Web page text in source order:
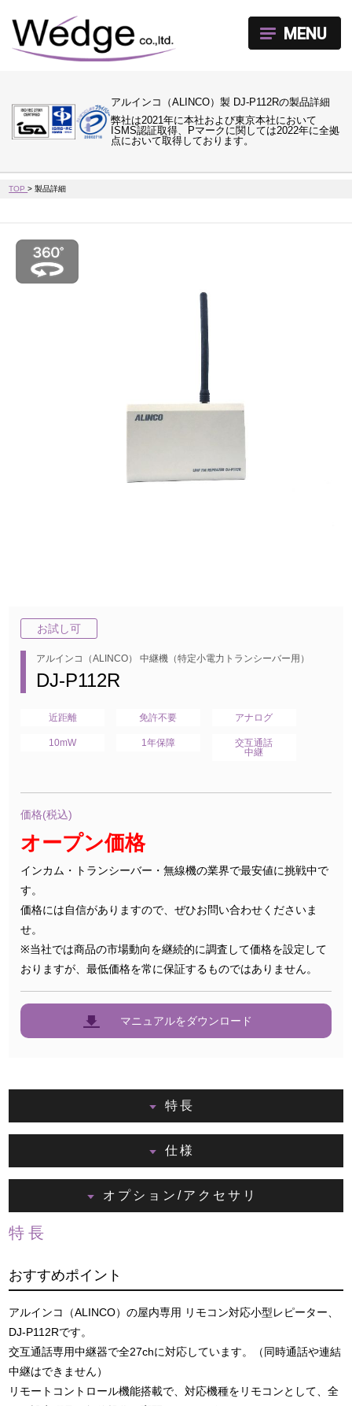
アルインコ（ALINCO）製 DJ-P112Rの製品詳細
弊社は2021年に本社および東京本社において
ISMS認証取得、Pマークに関しては2022年に全拠
点において取得しております。
MENU
TOP>製品詳細
お試し可
アルインコ（ALINCO） 中継機（特定小電力トランシーバー用）
DJ-P112R
近距離 免許不要 アナログ
10mW 1年保障
交互通話
中継
価格(税込)
オープン価格
インカム・トランシーバー・無線機の業界で最安値に挑戦中で
す。
価格には自信がありますので、ぜひお問い合わせくださいま
せ。
※当社では商品の市場動向を継続的に調査して価格を設定して
おりますが、最低価格を常に保証するものではありません。
マニュアルをダウンロード
特長
仕様
オプション/アクセサリ
特長
おすすめポイント
アルインコ（ALINCO）の屋内専用 リモコン対応小型レピーター、
DJ-P112Rです。
交互通話専用中継器で全27chに対応しています。（同時通話や連結
中継はできません）
リモートコントロール機能搭載で、対応機種をリモコンとして、全